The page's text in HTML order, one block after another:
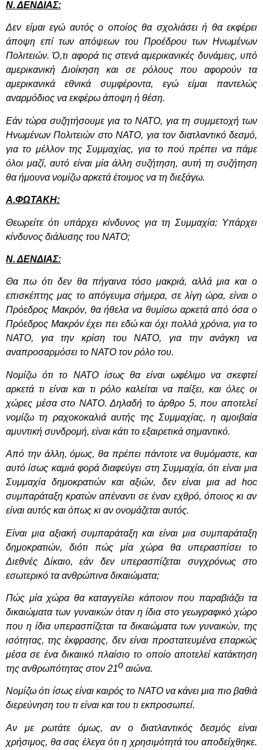
Ν. ΔΕΝΔΙΑΣ:
Δεν είμαι εγώ αυτός ο οποίος θα σχολιάσει ή θα εκφέρει
άποψη επί των απόψεων του Προέδρου των Ηνωμένων
Πολιτειών. Ό,τι αφορά τις στενά αμερικανικές δυνάμεις, υπό
αμερικανική Διοίκηση και σε ρόλους που αφορούν τα
αμερικανικά εθνικά συμφέροντα, εγώ είμαι παντελώς
αναρμόδιος να εκφέρω άποψη ή θέση.
Εάν τώρα συζητήσουμε για το ΝΑΤΟ, για τη συμμετοχή των
Ηνωμένων Πολιτειών στο ΝΑΤΟ, για τον διατλαντικό δεσμό,
για το μέλλον της Συμμαχίας, για το πού πρέπει να πάμε
όλοι μαζί, αυτό είναι μία άλλη συζήτηση, αυτή τη συζήτηση
θα ήμουνα νομίζω αρκετά έτοιμος να τη διεξάγω.
Α.ΦΩΤΑΚΗ:
Θεωρείτε ότι υπάρχει κίνδυνος για τη Συμμαχία; Υπάρχει
κίνδυνος διάλυσης του ΝΑΤΟ;
Ν. ΔΕΝΔΙΑΣ:
Θα πω ότι δεν θα πήγαινα τόσο μακριά, αλλά μια και ο
επισκέπτης μας το απόγευμα σήμερα, σε λίγη ώρα, είναι ο
Πρόεδρος Μακρόν, θα ήθελα να θυμίσω αρκετά από όσα ο
Πρόεδρος Μακρόν έχει πει εδώ και όχι πολλά χρόνια, για το
ΝΑΤΟ, για την κρίση του ΝΑΤΟ, για την ανάγκη να
αναπροσαρμόσει το ΝΑΤΟ τον ρόλο του.
Νομίζω ότι το ΝΑΤΟ ίσως θα είναι ωφέλιμο να σκεφτεί
αρκετά τι είναι και τι ρόλο καλείται να παίξει, και όλες οι
χώρες μέσα στο ΝΑΤΟ. Δηλαδή το άρθρο 5, που αποτελεί
νομίζω τη ραχοκοκαλιά αυτής της Συμμαχίας, η αμοιβαία
αμυντική συνδρομή, είναι κάτι το εξαιρετικά σημαντικό.
Από την άλλη, όμως, θα πρέπει πάντοτε να θυμόμαστε, και
αυτό ίσως καμιά φορά διαφεύγει στη Συμμαχία, ότι είναι μια
Συμμαχία δημοκρατιών και αξιών, δεν είναι μια ad hoc
συμπαράταξη κρατών απέναντι σε έναν εχθρό, όποιος κι αν
είναι αυτός και όπως κι αν ονομάζεται αυτός.
Είναι μια αξιακή συμπαράταξη και είναι μια συμπαράταξη
δημοκρατιών, διότι πώς μία χώρα θα υπερασπίσει το
Διεθνές Δίκαιο, εάν δεν υπερασπίζεται συγχρόνως στο
εσωτερικό τα ανθρώπινα δικαιώματα;
Πώς μία χώρα θα καταγγείλει κάποιον που παραβιάζει τα
δικαιώματα των γυναικών όταν η ίδια στο γεωγραφικό χώρο
που η ίδια υπερασπίζεται τα δικαιώματα των γυναικών, της
ισότητας, της έκφρασης, δεν είναι προστατευμένα επαρκώς
μέσα σε ένα δικαιικό πλαίσιο το οποίο αποτελεί κατάκτηση
της ανθρωπότητας στον 21ο αιώνα.
Νομίζω ότι ίσως είναι καιρός το ΝΑΤΟ να κάνει μια πιο βαθιά
διερεύνηση του τι είναι και του τι εκπροσωπεί.
Αν με ρωτάτε όμως, αν ο διατλαντικός δεσμός είναι
χρήσιμος, θα σας έλεγα ότι η χρησιμότητά του αποδείχθηκε.